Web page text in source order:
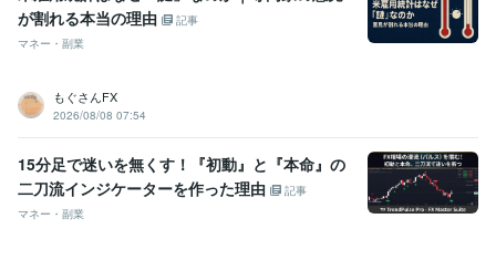
が割れる本当の理由
記事
マネー・副業
もぐさんFX
2026/08/08 07:54
15分足で迷いを無くす！『初動』と『本命』の
二刀流インジケーターを作った理由
記事
マネー・副業